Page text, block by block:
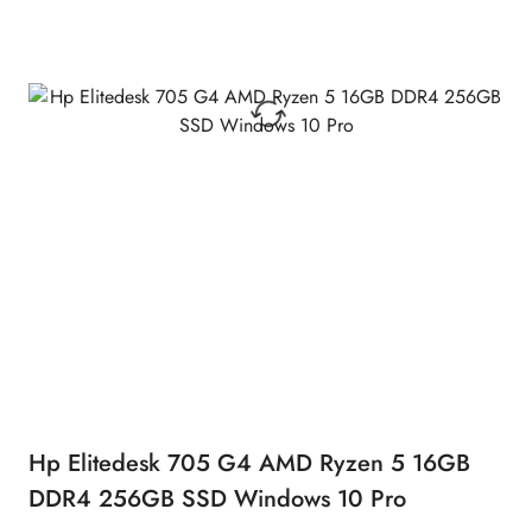
Hp Elitedesk 705 G4 AMD Ryzen 5 16GB
DDR4 256GB SSD Windows 10 Pro